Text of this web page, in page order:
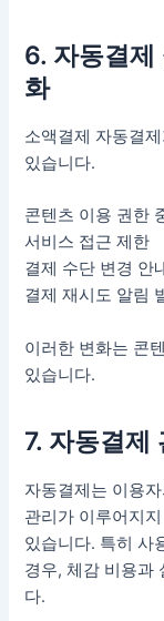
6. 자동결제
화
소액결제 자동결
있습니다.
콘텐츠 이용 권한
서비스 접근 제한
결제 수단 변경 안
결제 재시도 알림
이러한 변화는 콘
있습니다.
7. 자동결제
자동결제는 이용
관리가 이루어지
있습니다. 특히 사
경우, 체감 비용과
다.